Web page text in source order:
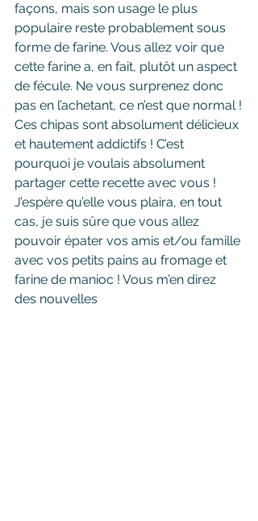
façons, mais son usage le plus
populaire reste probablement sous
forme de farine. Vous allez voir que
cette farine a, en fait, plutôt un aspect
de fécule. Ne vous surprenez donc
pas en l’achetant, ce n’est que normal !
Ces chipas sont absolument délicieux
et hautement addictifs ! C’est
pourquoi je voulais absolument
partager cette recette avec vous !
J’espère qu’elle vous plaira, en tout
cas, je suis sûre que vous allez
pouvoir épater vos amis et/ou famille
avec vos petits pains au fromage et
farine de manioc ! Vous m’en direz
des nouvelles